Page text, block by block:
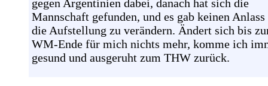
gegen Argentinien dabei, danach hat sich die
Mannschaft gefunden, und es gab keinen Anlass
die Aufstellung zu verändern. Ändert sich bis
WM-Ende für mich nichts mehr, komme ich
gesund und ausgeruht zum THW zurück.